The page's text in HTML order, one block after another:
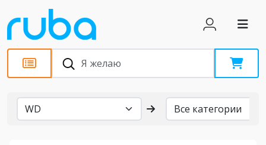
Бренды